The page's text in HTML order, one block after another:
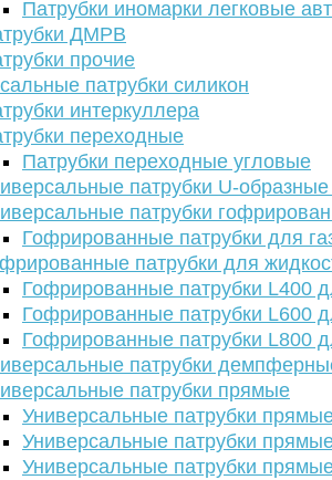
Патрубки иномарки легковые
ДМРВ
прочие
патрубки силикон
интеркуллера
переходные
Патрубки переходные угловые
патрубки U-
патрубки
Гофрированные патрубки для
патрубки для
Гофрированные патрубки L400
Гофрированные патрубки L600
Гофрированные патрубки L800
патрубки
патрубки прямые
Универсальные патрубки
Универсальные патрубки
Универсальные патрубки